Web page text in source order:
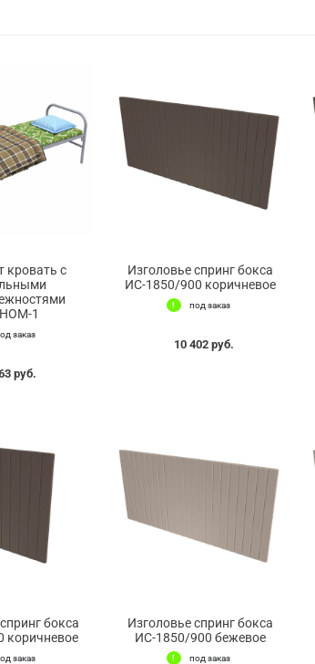
кровать с
1
заказ
руб.
Изголовье спринг бокса
ИС-1850/900 коричневое
под заказ
10 402 руб.
бокса
коричневое
заказ
Изголовье спринг бокса
ИС-1850/900 бежевое
под заказ